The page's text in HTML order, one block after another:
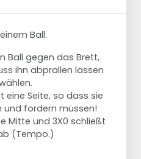
Ball.
Ball gegen das Brett,
ihn abprallen lassen
eine Seite, so dass sie
und fordern müssen!
Mitte und 3X0 schließt
(Tempo.)